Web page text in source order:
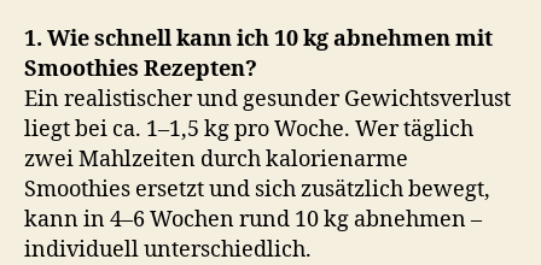
1. Wie schnell kann ich 10 kg abnehmen mit
Smoothies Rezepten?
Ein realistischer und gesunder Gewichtsverlust
liegt bei ca. 1–1,5 kg pro Woche. Wer täglich
zwei Mahlzeiten durch kalorienarme
Smoothies ersetzt und sich zusätzlich bewegt,
kann in 4–6 Wochen rund 10 kg abnehmen –
individuell unterschiedlich.